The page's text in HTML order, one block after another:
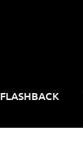
FLASHBACK